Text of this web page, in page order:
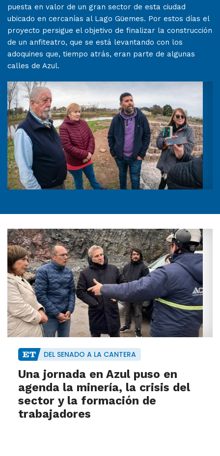
puesta en valor de un gran sector de esta ciudad
ubicado en cercanías al Lago Güemes. Por estos días el
proyecto persigue el objetivo de finalizar la construcción
de un anfiteatro, que se está levantando con los
adoquines que, tiempo atrás, eran parte de algunas
calles de Azul.
DEL SENADO A LA CANTERA
Una jornada en Azul puso en
agenda la minería, la crisis del
sector y la formación de
trabajadores